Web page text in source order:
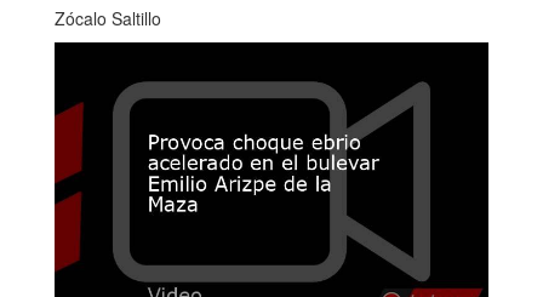
Zócalo Saltillo